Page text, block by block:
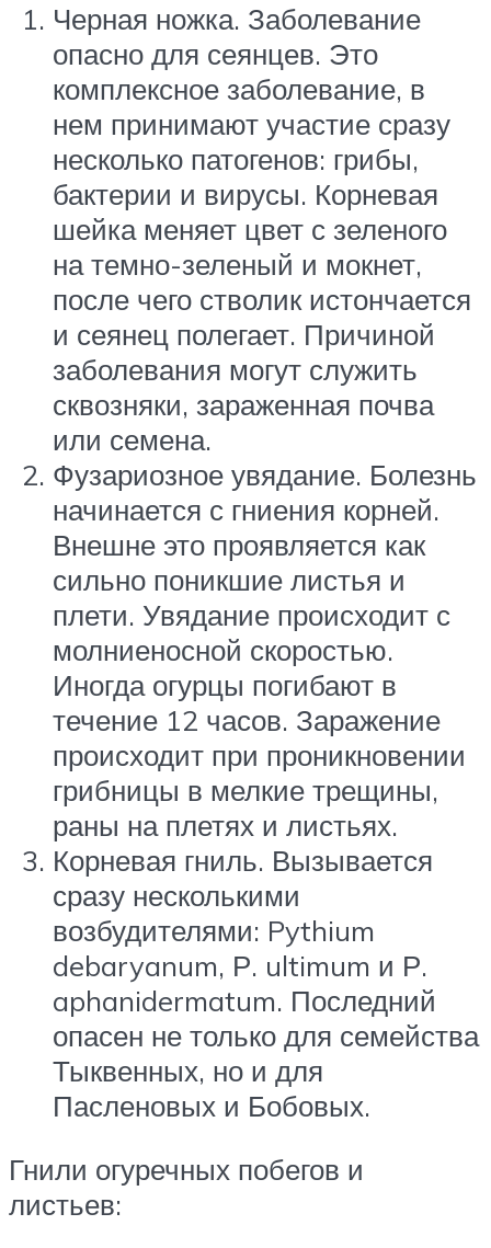
Черная ножка. Заболевание
опасно для сеянцев. Это
комплексное заболевание, в
нем принимают участие сразу
несколько патогенов: грибы,
бактерии и вирусы. Корневая
шейка меняет цвет с зеленого
на темно-зеленый и мокнет,
после чего стволик истончается
и сеянец полегает. Причиной
заболевания могут служить
сквозняки, зараженная почва
или семена.
Фузариозное увядание. Болезнь
начинается с гниения корней.
Внешне это проявляется как
сильно поникшие листья и
плети. Увядание происходит с
молниеносной скоростью.
Иногда огурцы погибают в
течение 12 часов. Заражение
происходит при проникновении
грибницы в мелкие трещины,
раны на плетях и листьях.
Корневая гниль. Вызывается
сразу несколькими
возбудителями: Pythium
debaryanum, Р. ultimum и Р.
aphanidermatum. Последний
опасен не только для семейства
Тыквенных, но и для
Пасленовых и Бобовых.
Гнили огуречных побегов и
листьев: